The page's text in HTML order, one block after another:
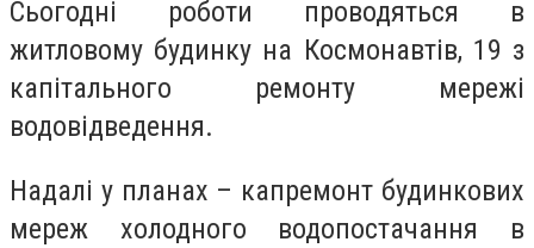
Сьогодні роботи проводяться в
житловому будинку на Космонавтів, 19 з
капітального ремонту мережі
водовідведення.
Надалі у планах – капремонт будинкових
мереж холодного водопостачання в